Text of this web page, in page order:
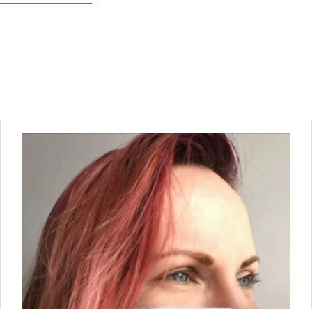
podczas
niektóre funkcje
internetowej.
Marketing
Udostępniając
swoje
zainteresowania i
zachowania